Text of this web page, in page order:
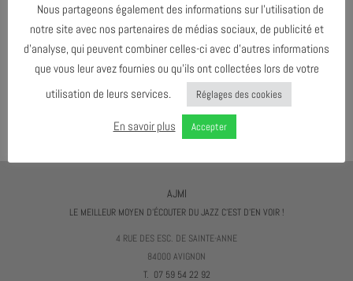
TÉLÉCHARGER LE PROGRAMME
AJMI
LE MEILLEUR MOYEN D'ÉCOUTER DU JAZZ C'EST D'EN VOIR !
4 RUE DES ESC. DE SAINTE-ANNE
84000 AVIGNON
T. 07 59 54 22 92
Nous partageons également des informations sur l’utilisation de
notre site avec nos partenaires de médias sociaux, de publicité et
d’analyse, qui peuvent combiner celles-ci avec d’autres informations
que vous leur avez fournies ou qu’ils ont collectées lors de votre
utilisation de leurs services.
Réglages des cookies
En savoir plus Accepter